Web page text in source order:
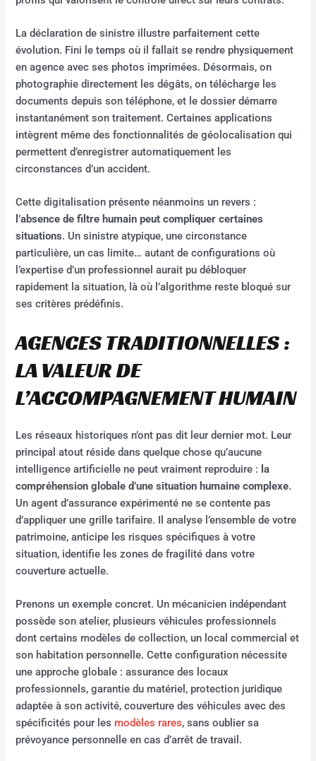
La déclaration de sinistre illustre parfaitement cette
évolution. Fini le temps où il fallait se rendre physiquement
en agence avec ses photos imprimées. Désormais, on
photographie directement les dégâts, on télécharge les
documents depuis son téléphone, et le dossier démarre
instantanément son traitement. Certaines applications
intègrent même des fonctionnalités de géolocalisation qui
permettent d’enregistrer automatiquement les
circonstances d’un accident.
Cette digitalisation présente néanmoins un revers :
l’absence de filtre humain peut compliquer certaines
situations. Un sinistre atypique, une circonstance
particulière, un cas limite… autant de configurations où
l’expertise d’un professionnel aurait pu débloquer
rapidement la situation, là où l’algorithme reste bloqué sur
ses critères prédéfinis.
AGENCES TRADITIONNELLES :
LA VALEUR DE
L’ACCOMPAGNEMENT HUMAIN
Les réseaux historiques n’ont pas dit leur dernier mot. Leur
principal atout réside dans quelque chose qu’aucune
intelligence artificielle ne peut vraiment reproduire : la
compréhension globale d’une situation humaine complexe.
Un agent d’assurance expérimenté ne se contente pas
d’appliquer une grille tarifaire. Il analyse l’ensemble de votre
patrimoine, anticipe les risques spécifiques à votre
situation, identifie les zones de fragilité dans votre
couverture actuelle.
Prenons un exemple concret. Un mécanicien indépendant
possède son atelier, plusieurs véhicules professionnels
dont certains modèles de collection, un local commercial et
son habitation personnelle. Cette configuration nécessite
une approche globale : assurance des locaux
professionnels, garantie du matériel, protection juridique
adaptée à son activité, couverture des véhicules avec des
spécificités pour les modèles rares, sans oublier sa
prévoyance personnelle en cas d’arrêt de travail.